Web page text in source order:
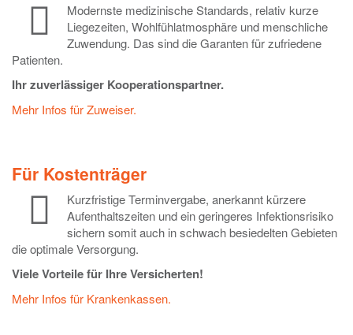
Modernste medizinische Standards, relativ kurze
Liegezeiten, Wohlfühlatmosphäre und menschliche
Zuwendung. Das sind die Garanten für zufriedene
Patienten.
Ihr zuverlässiger Kooperationspartner.
Mehr Infos für Zuweiser.
Für Kostenträger
Kurzfristige Terminvergabe, anerkannt kürzere
Aufenthaltszeiten und ein geringeres Infektionsrisiko
sichern somit auch in schwach besiedelten Gebieten
die optimale Versorgung.
Viele Vorteile für Ihre Versicherten!
Mehr Infos für Krankenkassen.